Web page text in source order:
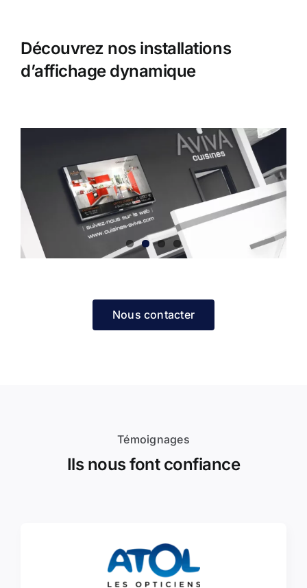
Découvrez nos installations
d’affichage dynamique
Nous contacter
Témoignages
Ils nous font confiance